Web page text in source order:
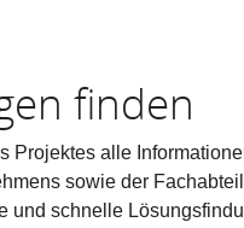
finden
alle
sowie der
und schnelle